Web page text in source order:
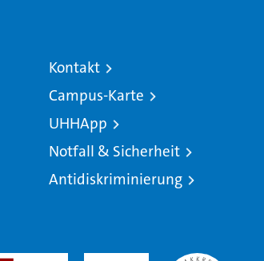
Kontakt
Campus-Karte
UHHApp
Notfall & Sicherheit
Antidiskriminierung